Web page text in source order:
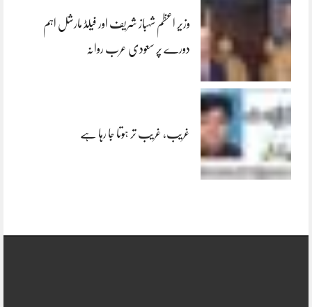
وزیر اعظم شہباز شریف اور فیلڈ مارشل اہم
دورے پر سعودی عرب روانہ
غریب، غریب تر ہوتا جا رہا ہے